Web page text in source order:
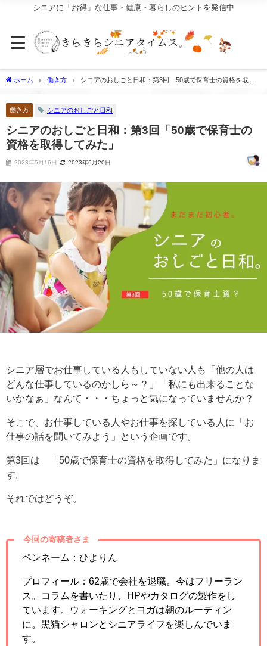
シニアに「お得」な仕事・健康・暮らしのヒントを発信中
ホーム 働き方
シニアのおしごと日和：第3回「50歳で保育士の資格を取得
働き方 シニアのおしごと日和
シニアのおしごと日和：第3回「50歳で保育士の
資格を取得してみた」
2023年5月16日 2023年6月20日
シニア層でお仕事している人もしていない人も
「他の人は
どんな仕事しているのかしら～？」
「私にも出来ることな
いかなぁ」なんて・・・ ちょっと気になっていませんか？
そこで、お仕事している人やお仕事を探している人に
「お
仕事の話を聞いてみよう」という企画です。
第3回は 「50歳で保育士の資格を取得してみた」になりま
す。
それではどうぞ。
今回の寄稿者さま
ペンネーム： ひよりん
プロフィール： 62歳で会社を退職。今はフリーラン
ス。コラムを書いたり、HPやカタログの製作をし
ています。ウォーキングとヨガは朝のルーティン
に。黒猫シャロンとシニアライフを楽しんでいま
す。